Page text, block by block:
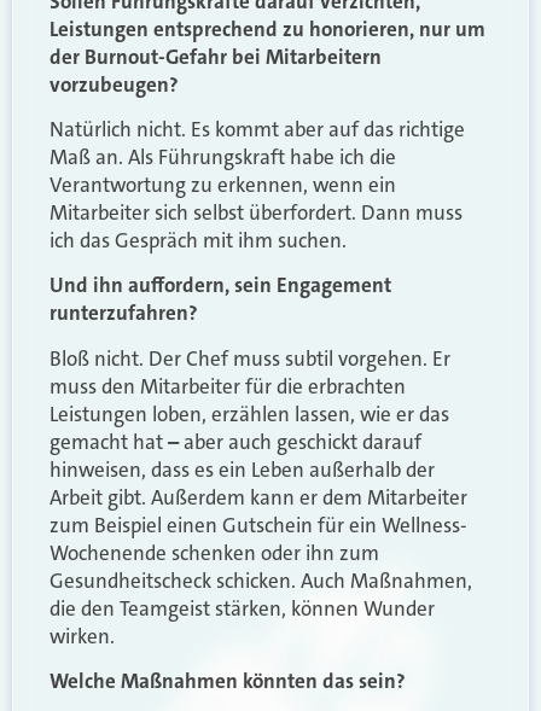
Leistungen entsprechend zu honorieren, nur um
der Burnout-Gefahr bei Mitarbeitern
vorzubeugen?
Natürlich nicht. Es kommt aber auf das richtige
Maß an. Als Führungskraft habe ich die
Verantwortung zu erkennen, wenn ein
Mitarbeiter sich selbst überfordert. Dann muss
ich das Gespräch mit ihm suchen.
Und ihn auffordern, sein Engagement
runterzufahren?
Bloß nicht. Der Chef muss subtil vorgehen. Er
muss den Mitarbeiter für die erbrachten
Leistungen loben, erzählen lassen, wie er das
gemacht hat–aber auch geschickt darauf
hinweisen, dass es ein Leben außerhalb der
Arbeit gibt. Außerdem kann er dem Mitarbeiter
zum Beispiel einen Gutschein für ein Wellness-
Wochenende schenken oder ihn zum
Gesundheitscheck schicken. Auch Maßnahmen,
die den Teamgeist stärken, können Wunder
wirken.
Welche Maßnahmen könnten das sein?